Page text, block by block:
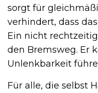
sorgt für
verhindert, dass
Ein nicht
den Bremsweg. Er
Unlenkbarkeit
Für alle, die selbst